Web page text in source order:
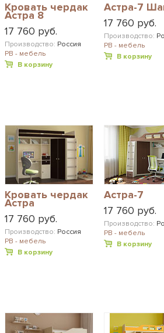
Кровать чердак
Астра 8
17 760 руб.
Производство: Россия
РВ - мебель
В корзину
Астра-7
17 760 руб.
Производство:
РВ - мебель
В корзину
Кровать чердак
Астра
17 760 руб.
Производство: Россия
РВ - мебель
В корзину
Астра-7
17 760 руб.
Производство:
РВ - мебель
В корзину